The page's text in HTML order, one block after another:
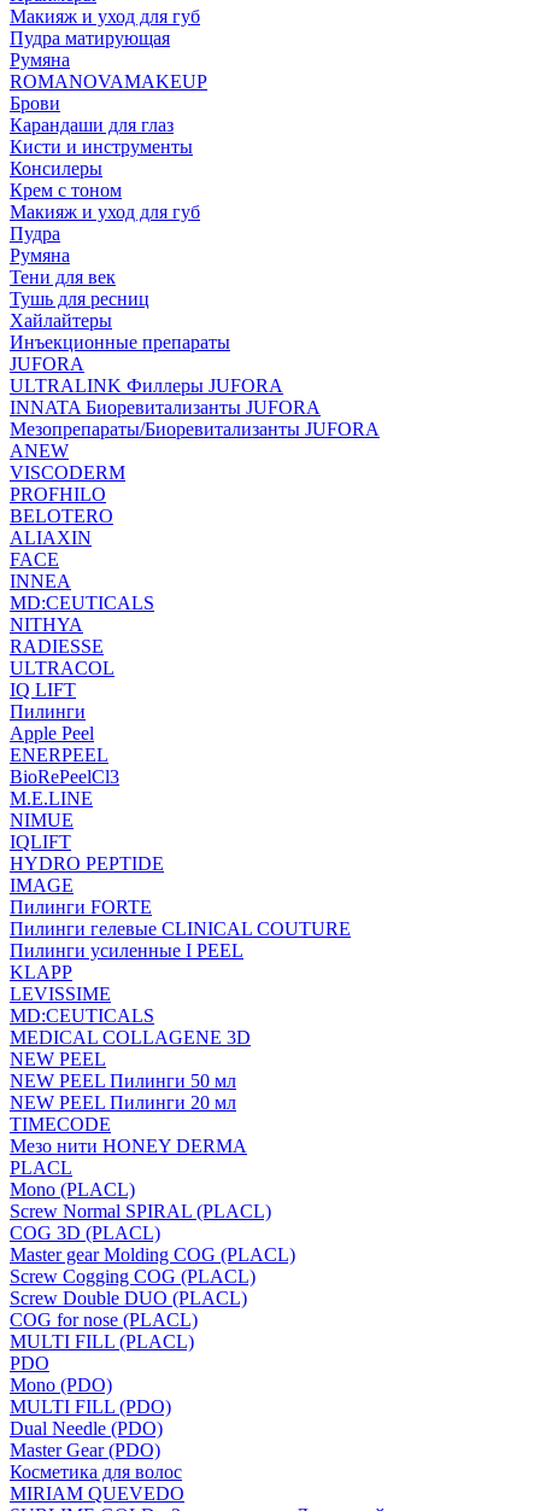
Макияж и уход для губ
Пудра матирующая
Румяна
ROMANOVAMAKEUP
Брови
Карандаши для глаз
Кисти и инструменты
Консилеры
Крем с тоном
Макияж и уход для губ
Пудра
Румяна
Тени для век
Тушь для ресниц
Хайлайтеры
Инъекционные препараты
JUFORA
ULTRALINK Филлеры JUFORA
INNATA Биоревитализанты JUFORA
Мезопрепараты/Биоревитализанты JUFORA
ANEW
VISCODERM
PROFHILO
BELOTERO
ALIAXIN
FACE
INNEA
MD:CEUTICALS
NITHYA
RADIESSE
ULTRACOL
IQ LIFT
Пилинги
Apple Peel
ENERPEEL
BioRePeelCl3
M.E.LINE
NIMUE
IQLIFT
HYDRO PEPTIDE
IMAGE
Пилинги FORTE
Пилинги гелевые CLINICAL COUTURE
Пилинги усиленные I PEEL
KLAPP
LEVISSIME
MD:CEUTICALS
MEDICAL COLLAGENE 3D
NEW PEEL
NEW PEEL Пилинги 50 мл
NEW PEEL Пилинги 20 мл
TIMECODE
Мезо нити HONEY DERMA
PLACL
Mono (PLACL)
Screw Normal SPIRAL (PLACL)
COG 3D (PLACL)
Master gear Molding COG (PLACL)
Screw Cogging COG (PLACL)
Screw Double DUO (PLACL)
COG for nose (PLACL)
MULTI FILL (PLACL)
PDO
Mono (PDO)
MULTI FILL (PDO)
Dual Needle (PDO)
Master Gear (PDO)
Косметика для волос
MIRIAM QUEVEDO